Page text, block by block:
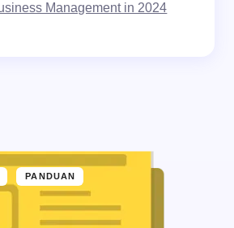
Management in 2024
PANDUAN